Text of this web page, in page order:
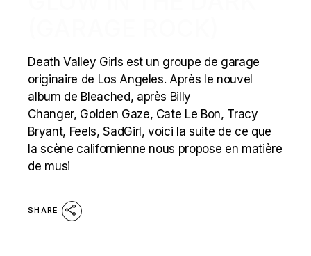
Death Valley Girls est un groupe de garage
originaire de Los Angeles. Après le nouvel
album de Bleached, après Billy
Changer, Golden Gaze, Cate Le Bon, Tracy
Bryant, Feels, SadGirl, voici la suite de ce que
la scène californienne nous propose en matière
de musi
SHARE